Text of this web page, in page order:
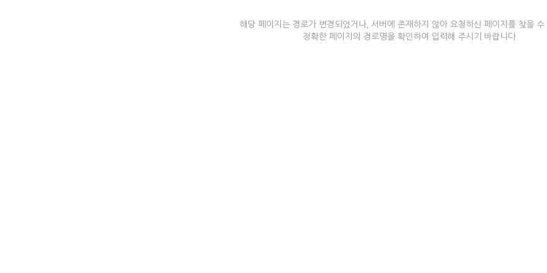
해당 페이지는 경로가 변경되었거나, 서버에 존재하지 않아 요청하신 페이지를 찾을 수
정확한 페이지의 경로명을 확인하여 입력해 주시기 바랍니다.